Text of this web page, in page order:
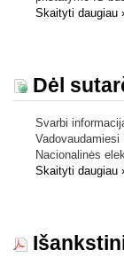
Skaityti daugiau
Dėl
Svarbi
Nacionalinės
Skaityti daugiau